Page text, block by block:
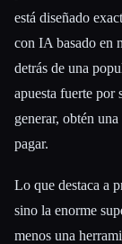
está diseñado
con IA basado en
detrás de una
apuesta fuerte por
generar, obtén
pagar.
Lo que destaca a
sino la enorme
menos una